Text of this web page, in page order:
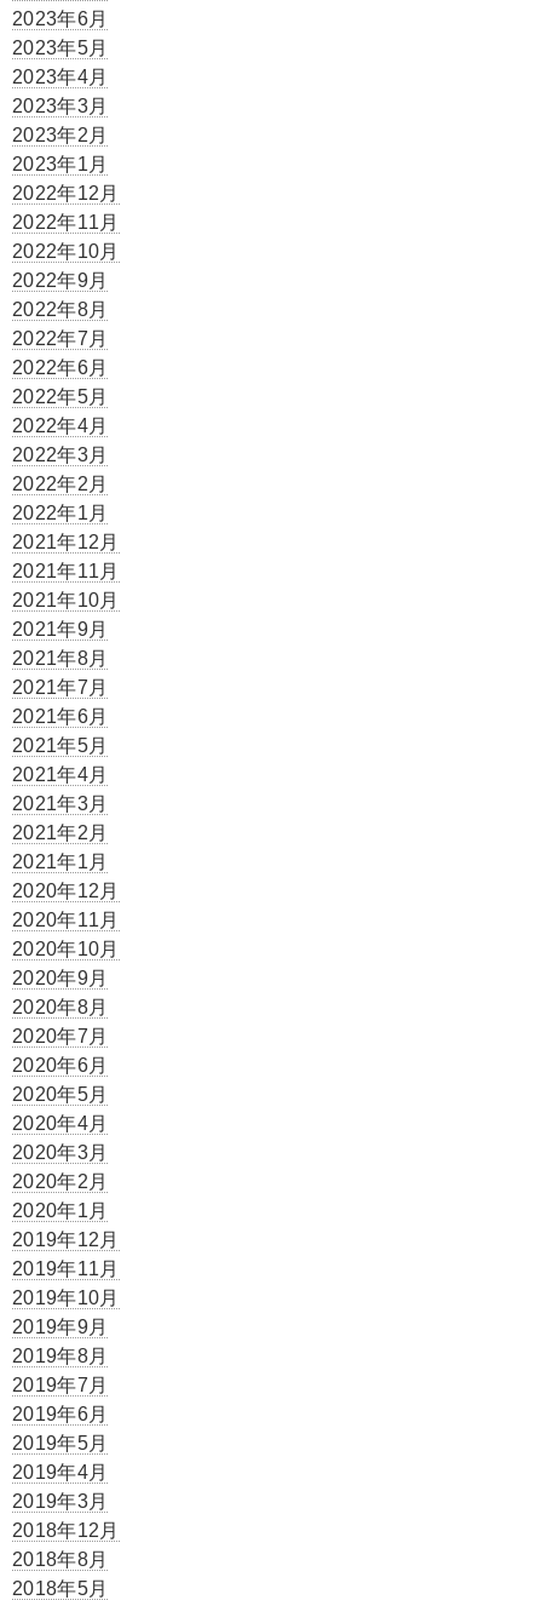
2023年6月
2023年5月
2023年4月
2023年3月
2023年2月
2023年1月
2022年12月
2022年11月
2022年10月
2022年9月
2022年8月
2022年7月
2022年6月
2022年5月
2022年4月
2022年3月
2022年2月
2022年1月
2021年12月
2021年11月
2021年10月
2021年9月
2021年8月
2021年7月
2021年6月
2021年5月
2021年4月
2021年3月
2021年2月
2021年1月
2020年12月
2020年11月
2020年10月
2020年9月
2020年8月
2020年7月
2020年6月
2020年5月
2020年4月
2020年3月
2020年2月
2020年1月
2019年12月
2019年11月
2019年10月
2019年9月
2019年8月
2019年7月
2019年6月
2019年5月
2019年4月
2019年3月
2018年12月
2018年8月
2018年5月